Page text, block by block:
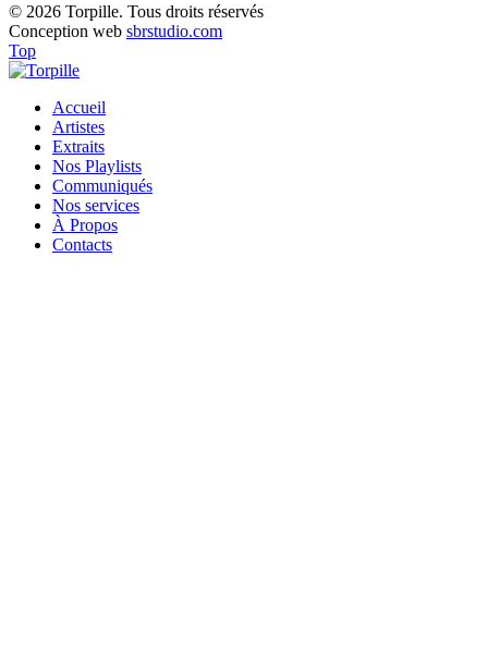
© 2026 Torpille. Tous droits réservés
Conception web sbrstudio.com
Top
Accueil
Artistes
Extraits
Nos Playlists
Communiqués
Nos services
À Propos
Contacts